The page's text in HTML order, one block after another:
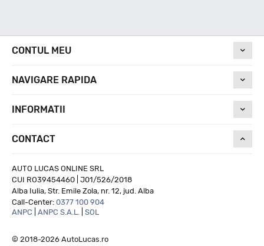
CONTUL MEU
NAVIGARE RAPIDA
INFORMATII
CONTACT
AUTO LUCAS ONLINE SRL
CUI RO39454460 | J01/526/2018
Alba Iulia, Str. Emile Zola, nr. 12, jud. Alba
Call-Center: 0377 100 904
ANPC
ANPC S.A.L. SOL
© 2018-2026 AutoLucas.ro